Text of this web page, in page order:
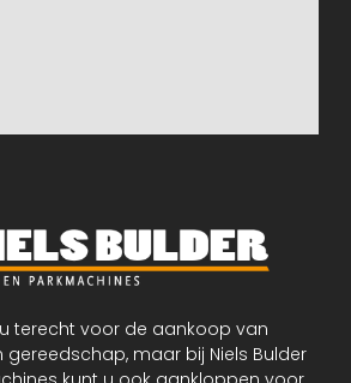
terecht voor de aankoop van
maar bij Niels Bulder